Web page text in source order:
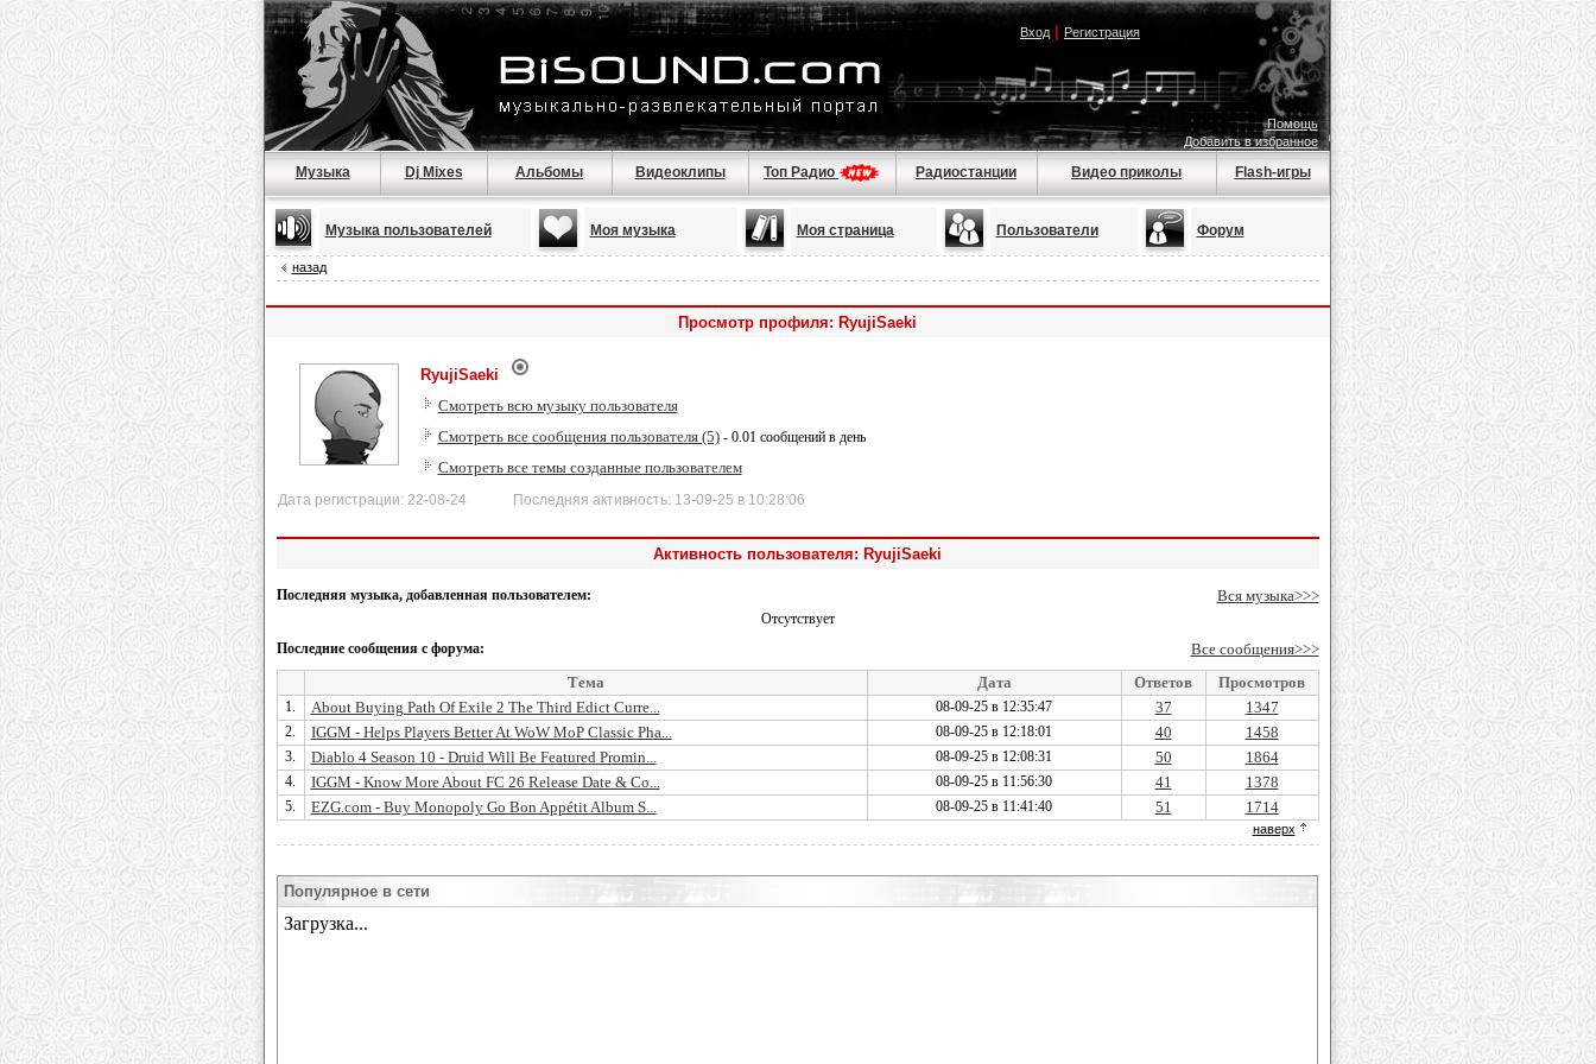
Вход| Регистрация
Помощь
Добавить в избранное
Музыка Dj Mixes Альбомы Видеоклипы Топ Радио Радиостанции Видео приколы Flash-игры
Музыка пользователей Моя музыка Моя страница Пользователи Форум
назад
Просмотр профиля: RyujiSaeki
RyujiSaeki
Смотреть всю музыку пользователя
Смотреть все сообщения пользователя (5)- 0.01 сообщений в день
Смотреть все темы созданные пользователем
Дата регистрации: 22-08-24 Последняя активность: 13-09-25 в 10:28:06
Активность пользователя: RyujiSaeki
Последняя музыка, добавленная пользователем: Вся музыка>>>
Отсутствует
Последние сообщения с форума:
Все сообщения>>>
Тема
Дата Ответов Просмотров
1. About Buying Path Of Exile 2 The Third Edict Curre... 08-09-25 в 12:35:47 37 1347
2. IGGM - Helps Players Better At WoW MoP Classic Pha... 08-09-25 в 12:18:01 40 1458
3. Diablo 4 Season 10 - Druid Will Be Featured Promin... 08-09-25 в 12:08:31 50 1864
4. IGGM - Know More About FC 26 Release Date & Co... 08-09-25 в 11:56:30 41 1378
5. EZG.com - Buy Monopoly Go Bon Appétit Album S... 08-09-25 в 11:41:40 51 1714
наверх
Популярное в сети